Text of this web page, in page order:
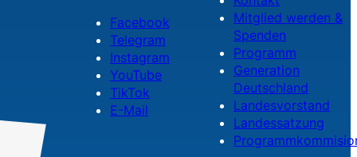
Facebook
Telegram
Instagram
YouTube
TikTok
E-Mail
Mitglied werden &
Spenden
Programm
Generation
Deutschland
Landesvorstand
Landessatzung